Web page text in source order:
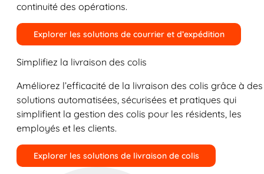
continuité des opérations.
Explorer les solutions de courrier et d’expédition
Simplifiez la livraison des colis
Améliorez l’efficacité de la livraison des colis grâce à des
solutions automatisées, sécurisées et pratiques qui
simplifient la gestion des colis pour les résidents, les
employés et les clients.
Explorer les solutions de livraison de colis